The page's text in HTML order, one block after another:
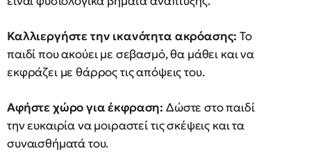
Καλλιεργήστε την ικανότητα ακρόασης: Το
παιδί που ακούει με σεβασμό, θα μάθει και να
εκφράζει με θάρρος τις απόψεις του.
Αφήστε χώρο για έκφραση: Δώστε στο παιδί
την ευκαιρία να μοιραστεί τις σκέψεις και τα
συναισθήματά του.